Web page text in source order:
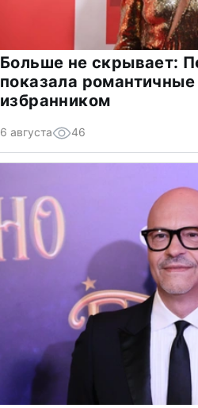
Больше не скрывает:
показала
избранником
6 августа 46